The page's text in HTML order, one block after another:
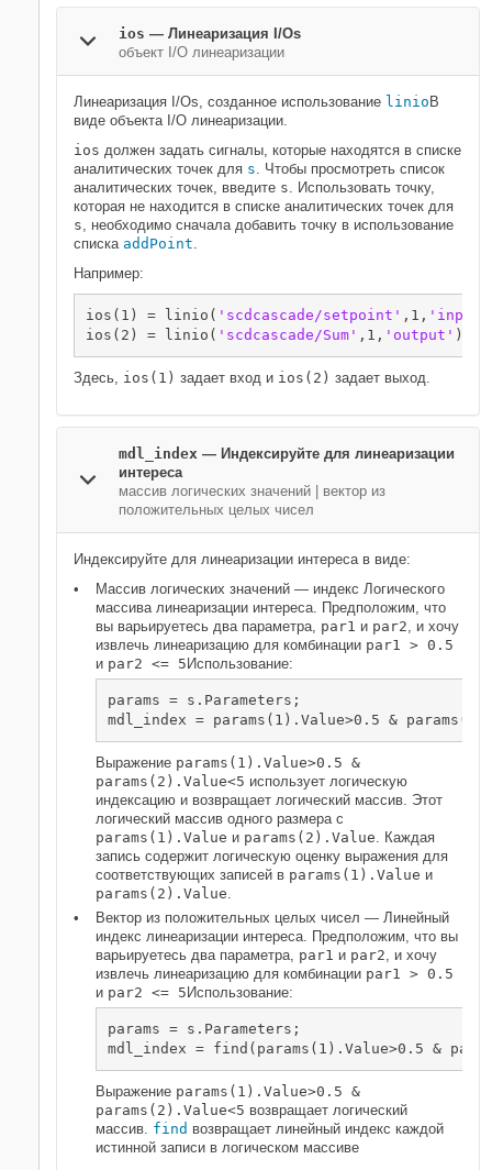
ios — Линеаризация I/Os
объект I/O линеаризации
Линеаризация I/Os, созданное использование linioВ
виде объекта I/O линеаризации.
ios должен задать сигналы, которые находятся в списке
аналитических точек для s . Чтобы просмотреть список
аналитических точек, введите s . Использовать точку,
которая не находится в списке аналитических точек для
s , необходимо сначала добавить точку в использование
списка addPoint
Например:
ios(1) = linio( 'scdcascade/setpoint' ,1, 'input'
ios(2) = linio( 'scdcascade/Sum' ,1, 'output'
Здесь, ios(1) задает вход и ios(2) задает выход.
mdl_index — Индексируйте для линеаризации
интереса
массив логических значений | вектор из
положительных целых чисел
Индексируйте для линеаризации интереса в виде:
Массив логических значений — индекс Логического
массива линеаризации интереса. Предположим, что
вы варьируетесь два параметра, par1 и par2 , и хочу
извлечь линеаризацию для комбинации par1 > 0.5
и par2 <= 5Использование:
params = s.Parameters;
mdl_index = params(1).Value>0.5 &
Выражение params(1).Value>0.5 &
params(2).Value<5 использует логическую
индексацию и возвращает логический массив. Этот
логический массив одного размера с
params(1).Value и params(2).Value . Каждая
запись содержит логическую оценку выражения для
соответствующих записей в params(1).Value и
params(2).Value
Вектор из положительных целых чисел — Линейный
индекс линеаризации интереса. Предположим, что вы
варьируетесь два параметра, par1 и par2 , и хочу
извлечь линеаризацию для комбинации par1 > 0.5
и par2 <= 5Использование:
params = s.Parameters;
mdl_index = find(params(1).Value>0.5 &
Выражение params(1).Value>0.5 &
params(2).Value<5 возвращает логический
массив. find возвращает линейный индекс каждой
истинной записи в логическом массиве